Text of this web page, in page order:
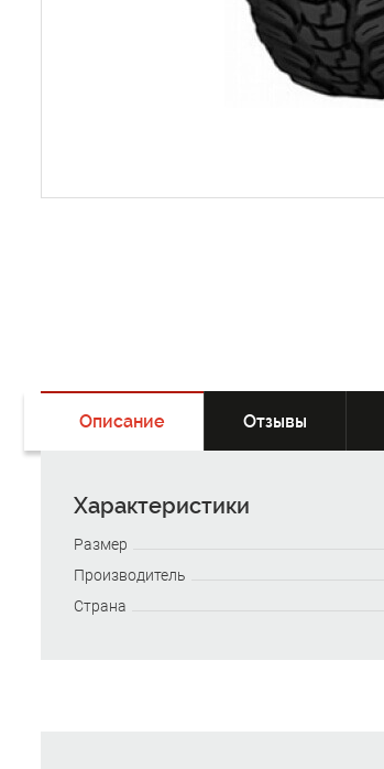
Описание Отзывы
Характеристики
Размер
Производитель
Страна